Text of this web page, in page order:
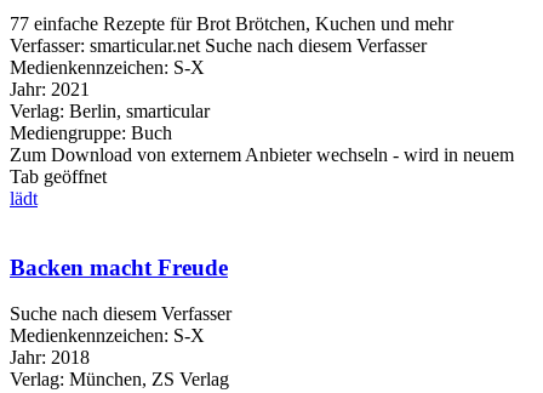
77 einfache Rezepte für Brot Brötchen, Kuchen und mehr
Verfasser: smarticular.net Suche nach diesem Verfasser
Medienkennzeichen: S-X
Jahr: 2021
Verlag: Berlin, smarticular
Mediengruppe: Buch
Zum Download von externem Anbieter wechseln - wird in neuem
Tab geöffnet
lädt
Backen macht Freude
Suche nach diesem Verfasser
Medienkennzeichen: S-X
Jahr: 2018
Verlag: München, ZS Verlag